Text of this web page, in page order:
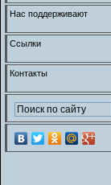
Нас поддерживают
Ссылки
Контакты